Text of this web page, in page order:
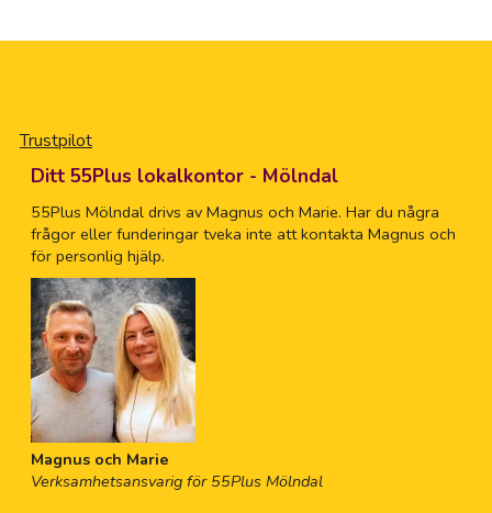
Trustpilot
Ditt 55Plus lokalkontor - Mölndal
55Plus Mölndal drivs av Magnus och Marie. Har du några
frågor eller funderingar tveka inte att kontakta Magnus och
för personlig hjälp.
Magnus och Marie
Verksamhetsansvarig för 55Plus Mölndal